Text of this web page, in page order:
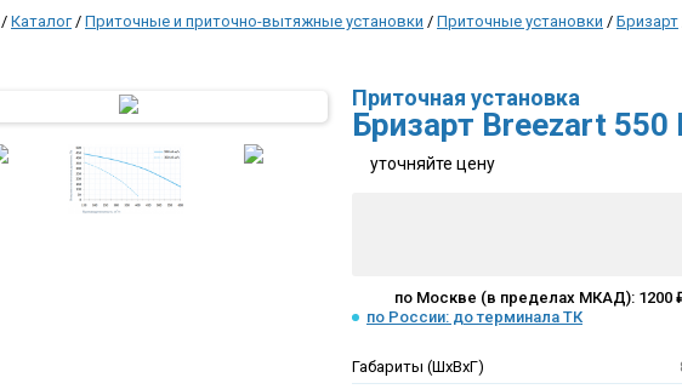
/ Каталог/ Приточные и приточно-вытяжные установки / Приточные установки / Бризарт
Приточная установка
Бризарт Breezart 550
уточняйте цену
по Москве (в пределах МКАД): 1200
по России: до терминала ТК
Габариты (ШхВхГ)